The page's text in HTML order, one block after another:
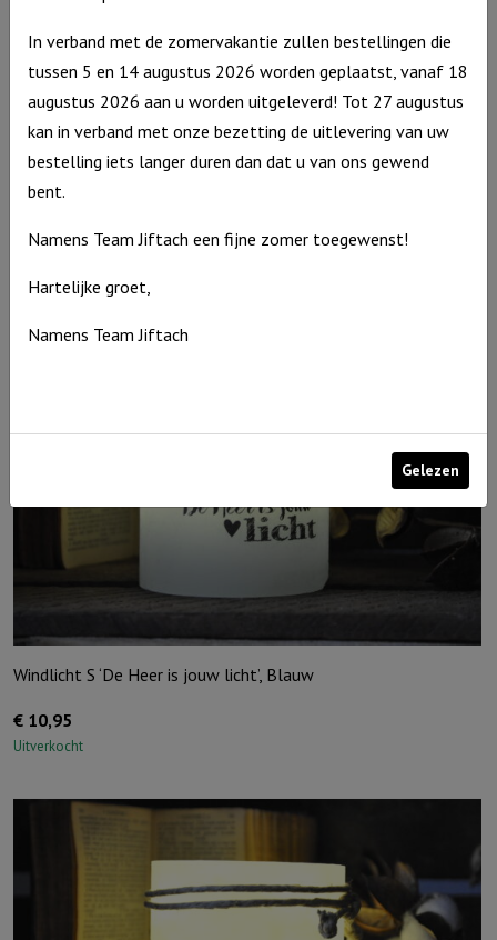
bent"
aantal
Uitverkocht
Windlicht S ‘De Heer is jouw licht’, Blauw
€ 10,95
Uitverkocht
In verband met de zomervakantie zullen bestellingen die
tussen 5 en 14 augustus 2026 worden geplaatst, vanaf 18
augustus 2026 aan u worden uitgeleverd! Tot 27 augustus
kan in verband met onze bezetting de uitlevering van uw
bestelling iets langer duren dan dat u van ons gewend
bent.
Namens Team Jiftach een fijne zomer toegewenst!
Hartelijke groet,
Namens Team Jiftach
Gelezen